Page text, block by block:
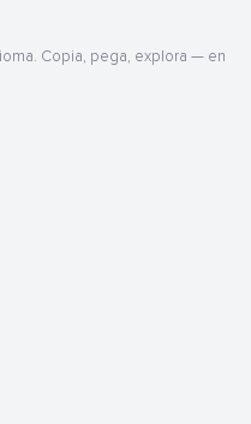
Copia, pega, explora — en